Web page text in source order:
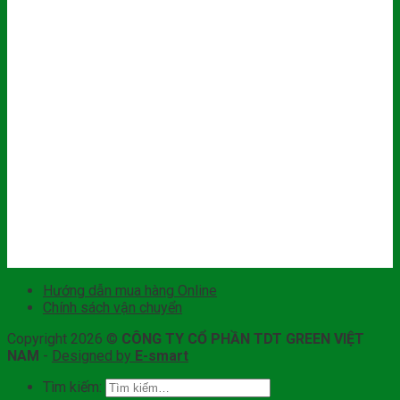
Hướng dẫn mua hàng Online
Chính sách vận chuyển
Copyright 2026 © CÔNG TY CỔ PHẦN TDT GREEN VIỆT
NAM - Designed by E-smart
Tìm kiếm: